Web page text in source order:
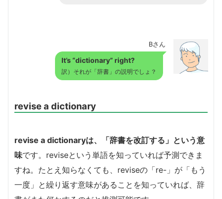
Bさん
It’s “dictionary” right?
訳）それが「辞書」の説明でしょ？
revise a dictionary
revise a dictionaryは、「辞書を改訂する」という意
味です。reviseという単語を知っていれば予測できま
すね。たとえ知らなくても、reviseの「re-」が「もう
一度」と繰り返す意味があることを知っていれば、辞